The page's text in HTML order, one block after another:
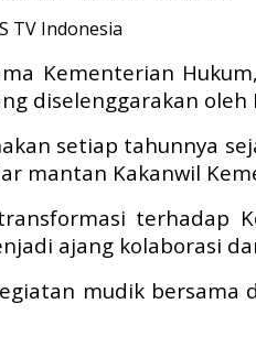
Kementerian
diselenggarakan
setiap tahunnya
mantan Kakanwil
terhadap
ajang kolaborasi
mudik